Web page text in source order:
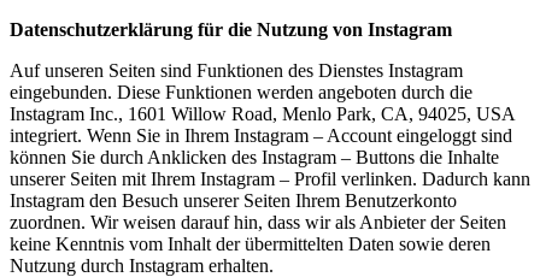
Datenschutzerklärung für die Nutzung von Instagram
Auf unseren Seiten sind Funktionen des Dienstes Instagram
eingebunden. Diese Funktionen werden angeboten durch die
Instagram Inc., 1601 Willow Road, Menlo Park, CA, 94025, USA
integriert. Wenn Sie in Ihrem Instagram – Account eingeloggt sind
können Sie durch Anklicken des Instagram – Buttons die Inhalte
unserer Seiten mit Ihrem Instagram – Profil verlinken. Dadurch kann
Instagram den Besuch unserer Seiten Ihrem Benutzerkonto
zuordnen. Wir weisen darauf hin, dass wir als Anbieter der Seiten
keine Kenntnis vom Inhalt der übermittelten Daten sowie deren
Nutzung durch Instagram erhalten.